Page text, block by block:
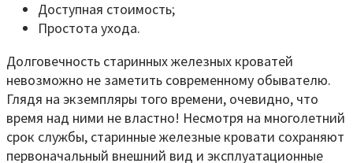
Доступная стоимость;
Простота ухода.
Долговечность старинных железных кроватей
невозможно не заметить современному обывателю.
Глядя на экземпляры того времени, очевидно, что
время над ними не властно! Несмотря на многолетний
срок службы, старинные железные кровати сохраняют
первоначальный внешний вид и эксплуатационные